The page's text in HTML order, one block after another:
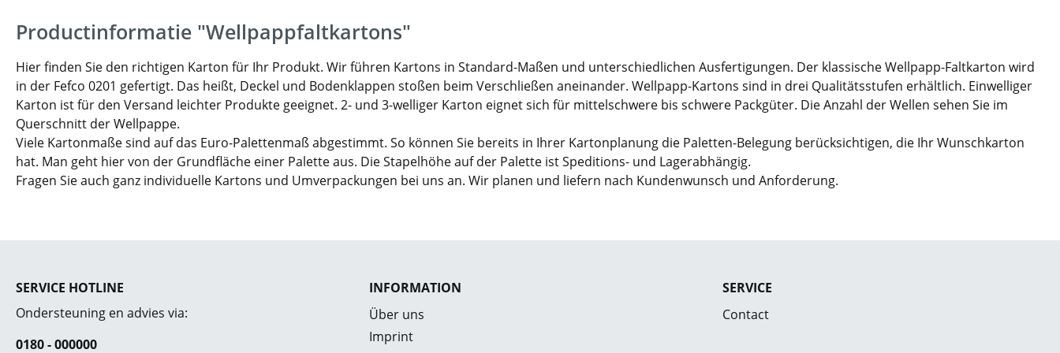
Productinformatie "Wellpappfaltkartons"
Hier finden Sie den richtigen Karton für Ihr Produkt. Wir führen Kartons in Standard-Maßen und unterschiedlichen Ausfertigungen. Der klassische Wellpapp-Faltkarton wird
in der Fefco 0201 gefertigt. Das heißt, Deckel und Bodenklappen stoßen beim Verschließen aneinander. Wellpapp-Kartons sind in drei Qualitätsstufen erhältlich. Einwelliger
Karton ist für den Versand leichter Produkte geeignet. 2- und 3-welliger Karton eignet sich für mittelschwere bis schwere Packgüter. Die Anzahl der Wellen sehen Sie im
Querschnitt der Wellpappe.
Viele Kartonmaße sind auf das Euro-Palettenmaß abgestimmt. So können Sie bereits in Ihrer Kartonplanung die Paletten-Belegung berücksichtigen, die Ihr Wunschkarton
hat. Man geht hier von der Grundfläche einer Palette aus. Die Stapelhöhe auf der Palette ist Speditions- und Lagerabhängig.
Fragen Sie auch ganz individuelle Kartons und Umverpackungen bei uns an. Wir planen und liefern nach Kundenwunsch und Anforderung.
SERVICE HOTLINE
Ondersteuning en advies via:
0180 - 000000
INFORMATION
Über uns
Imprint
SERVICE
Contact